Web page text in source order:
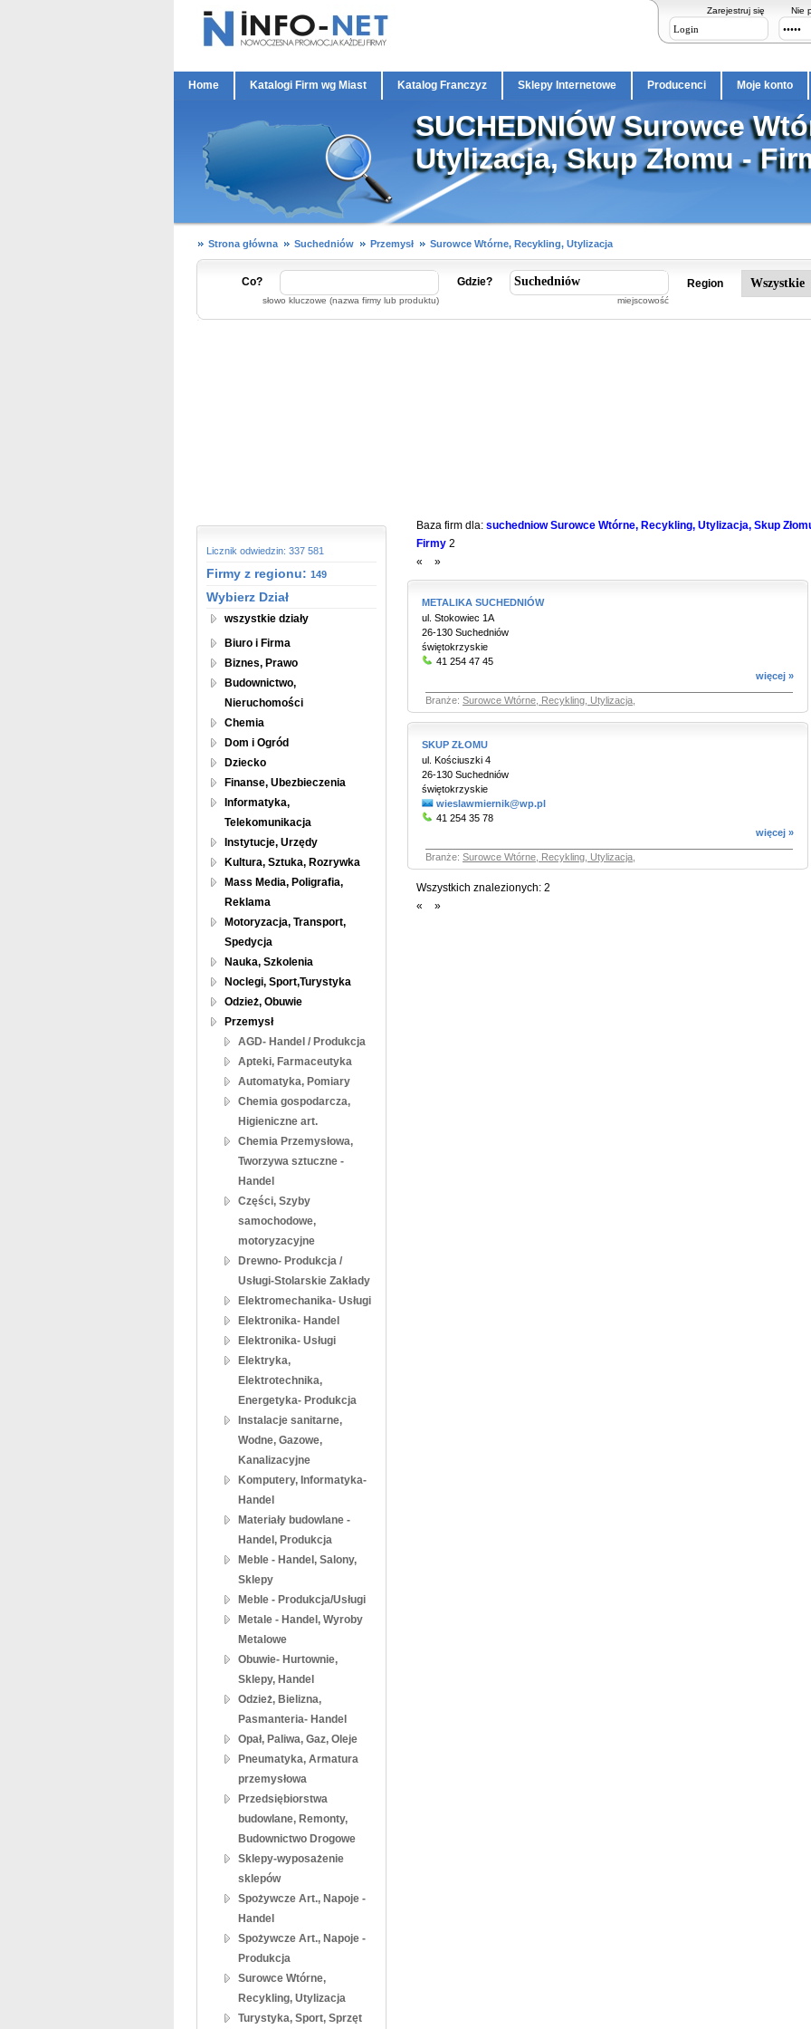
Zarejestruj się Nie
Home Katalogi Firm wg Miast Katalog Franczyz Sklepy Internetowe Producenci Moje konto
SUCHEDNIÓW Surowce
Utylizacja, Skup Złomu -
Strona główna Suchedniów Przemysł Surowce Wtórne, Recykling, Utylizacja
Co?
słowo kluczowe (nazwa firmy lub produktu)
Gdzie?
miejscowość
Region
Licznik odwiedzin: 337 581
Firmy z regionu: 149
Wybierz Dział
wszystkie działy
Biuro i Firma
Biznes, Prawo
Budownictwo,
Nieruchomości
Chemia
Dom i Ogród
Dziecko
Finanse, Ubezbieczenia
Informatyka,
Telekomunikacja
Instytucje, Urzędy
Kultura, Sztuka, Rozrywka
Mass Media, Poligrafia,
Reklama
Motoryzacja, Transport,
Spedycja
Nauka, Szkolenia
Noclegi, Sport,Turystyka
Odzież, Obuwie
Przemysł
AGD- Handel / Produkcja
Apteki, Farmaceutyka
Automatyka, Pomiary
Chemia gospodarcza,
Higieniczne art.
Chemia Przemysłowa,
Tworzywa sztuczne -
Handel
Części, Szyby
samochodowe,
motoryzacyjne
Drewno- Produkcja /
Usługi-Stolarskie Zakłady
Elektromechanika- Usługi
Elektronika- Handel
Elektronika- Usługi
Elektryka,
Elektrotechnika,
Energetyka- Produkcja
Instalacje sanitarne,
Wodne, Gazowe,
Kanalizacyjne
Komputery, Informatyka-
Handel
Materiały budowlane -
Handel, Produkcja
Meble - Handel, Salony,
Sklepy
Meble - Produkcja/Usługi
Metale - Handel, Wyroby
Metalowe
Obuwie- Hurtownie,
Sklepy, Handel
Odzież, Bielizna,
Pasmanteria- Handel
Opał, Paliwa, Gaz, Oleje
Pneumatyka, Armatura
przemysłowa
Przedsiębiorstwa
budowlane, Remonty,
Budownictwo Drogowe
Sklepy-wyposażenie
sklepów
Spożywcze Art., Napoje -
Handel
Spożywcze Art., Napoje -
Produkcja
Surowce Wtórne,
Recykling, Utylizacja
Turystyka, Sport, Sprzęt
Baza firm dla: suchedniow Surowce Wtórne, Recykling, Utylizacja, Skup
Firmy 2
«
»
METALIKA SUCHEDNIÓW
ul. Stokowiec 1A
26-130 Suchedniów
świętokrzyskie
41 254 47 45
więcej »
Branże: Surowce Wtórne, Recykling, Utylizacja
SKUP ZŁOMU
ul. Kościuszki 4
26-130 Suchedniów
świętokrzyskie
wieslawmiernik@wp.pl
41 254 35 78
więcej »
Branże: Surowce Wtórne, Recykling, Utylizacja
Wszystkich znalezionych: 2
«
»